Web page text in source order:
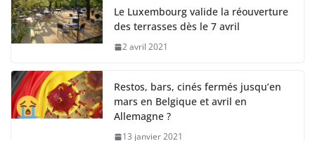
Le Luxembourg valide la réouverture
des terrasses dès le 7 avril
2 avril 2021
Restos, bars, cinés fermés jusqu’en
mars en Belgique et avril en
Allemagne ?
13 janvier 2021